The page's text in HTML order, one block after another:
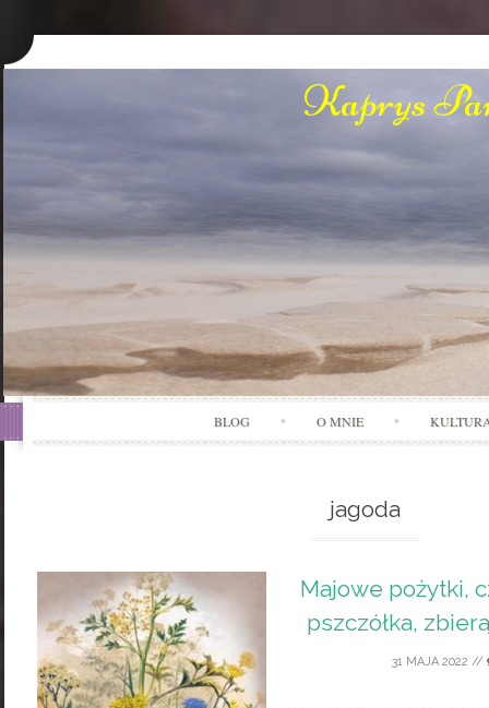
Kaprys
BLOG O MNIE
jagoda
Majowe pożytki,
pszczółka,
31 MAJA 2022 //